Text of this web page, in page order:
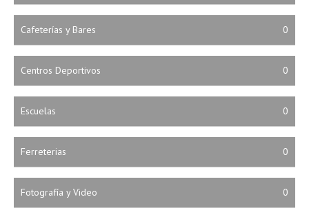
Cafeterías y Bares 0
Centros Deportivos 0
Escuelas 0
Ferreterias 0
Fotografía y Video 0